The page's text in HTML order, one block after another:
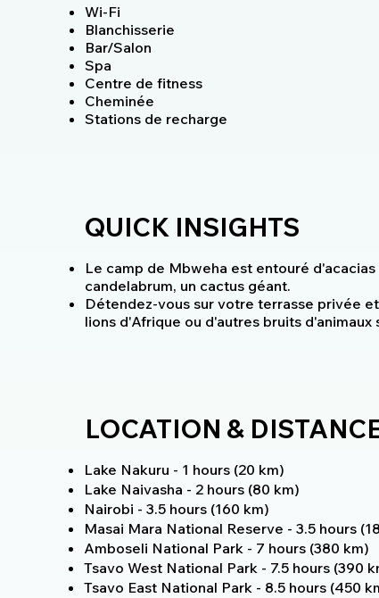
Wi-Fi
Blanchisserie
Bar/Salon
Spa
Centre de fitness
Cheminée
Stations de recharge
QUICK INSIGHTS
Le camp de Mbweha est entouré
candelabrum, un cactus géant.
Détendez-vous sur votre terrasse privée
lions d'Afrique ou d'autres bruits d'animaux
LOCATION &
Lake Nakuru - 1 hours (20 km)
Lake Naivasha - 2 hours (80 km)
Nairobi - 3.5 hours (160 km)
Masai Mara National Reserve - 3.5 hours
Amboseli National Park - 7 hours (380 km)
Tsavo West National Park - 7.5 hours (390
Tsavo East National Park - 8.5 hours (450